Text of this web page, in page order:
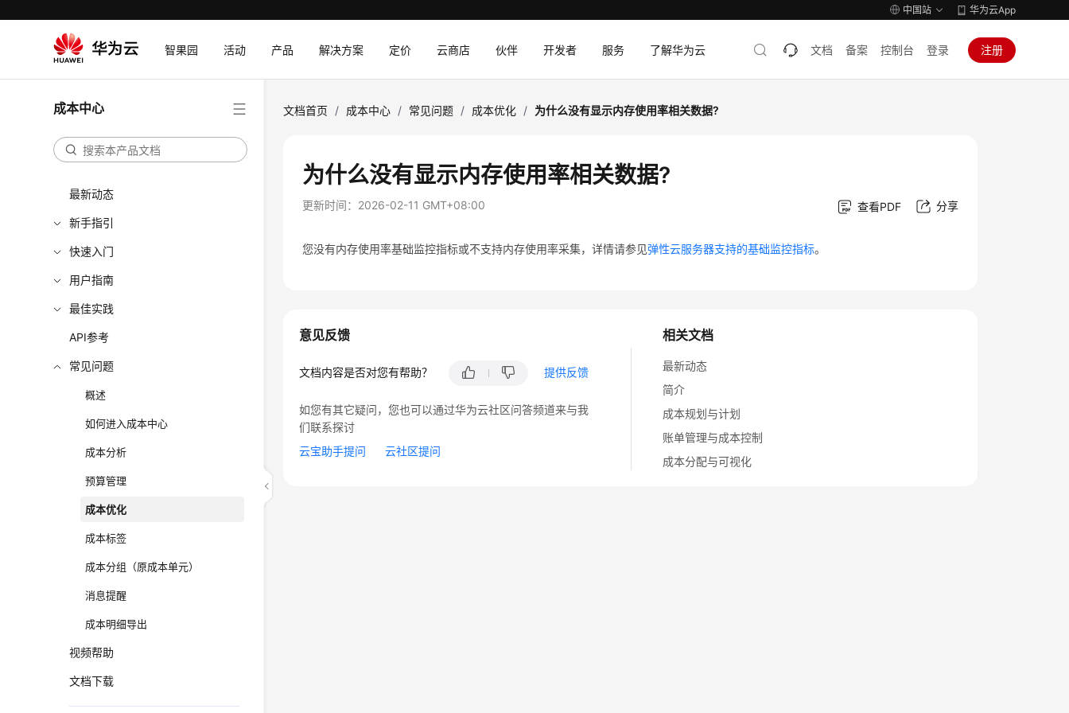
中国站 华为云App
智果园 活动 产品 解决方案 定价 云商店 伙伴 开发者 服务 了解华为云 文档 备案 控制台 登录 注册
成本中心
最新动态
新手指引
快速入门
用户指南
最佳实践
API参考
常见问题
概述
如何进入成本中心
成本分析
预算管理
成本优化
成本标签
成本分组（原成本单元）
消息提醒
成本明细导出
视频帮助
文档下载
文档首页 / 成本中心 / 常见问题 / 成本优化 / 为什么没有显示内存使用率相关数据?
为什么没有显示内存使用率相关数据?
更新时间： 2026-02-11 GMT+08:00 查看PDF 分享
您没有内存使用率基础监控指标或不支持内存使用率采集，详情请参见弹性云服务器支持的基础监控指标。
相关文档
最新动态
简介
成本规划与计划
账单管理与成本控制
成本分配与可视化
意见反馈
文档内容是否对您有帮助？ 提供反馈
如您有其它疑问，您也可以通过华为云社区问答频道来与我
们联系探讨
云宝助手提问
云社区提问